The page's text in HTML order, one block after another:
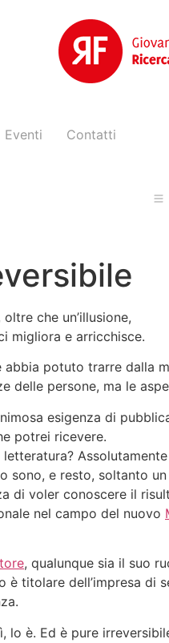
Eventi Contatti
che un’illusione,
migliora e arricchisce.
abbia potuto trarre dalla
delle persone, ma le
esigenza di
potrei ricevere.
sono, e resto, soltanto
di voler conoscere il
nel campo del nuovo
, qualunque sia il suo
è titolare dell’impresa di
lo è. Ed è pure